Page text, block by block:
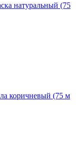
натуральный (75
коричневый (75 м